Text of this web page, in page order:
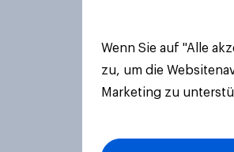
Wenn Sie auf "Alle
zu, um die
Marketing zu